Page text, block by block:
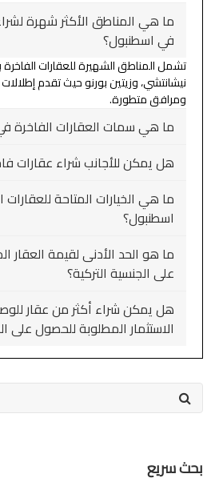
ما هي المناطق الأكثر شهرة
في اسطنبول؟
تشمل المناطق الشهيرة للعقارات الفاخرة
نيشانتشي، وزيتين بورنو حيث تقدم
ومرافق متطورة.
ما هي سمات العقارات الفاخرة
هل يمكن للأجانب شراء عقارات
ما هي الخيارات المتاحة
اسطنبول؟
ما هو الحد الأدنى لقيمة
على الجنسية التركية؟
هل يمكن شراء أكثر من عقار
الاستثمار المطلوبة للحصول على
بحث سريع